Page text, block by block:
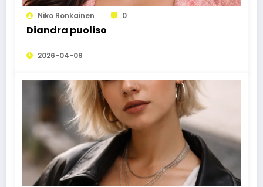
Niko Ronkainen 0
Diandra puoliso
2026-04-09